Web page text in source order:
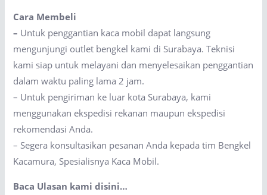
Cara Membeli
– Untuk penggantian kaca mobil dapat langsung
mengunjungi outlet bengkel kami di Surabaya. Teknisi
kami siap untuk melayani dan menyelesaikan penggantian
dalam waktu paling lama 2 jam.
– Untuk pengiriman ke luar kota Surabaya, kami
menggunakan ekspedisi rekanan maupun ekspedisi
rekomendasi Anda.
– Segera konsultasikan pesanan Anda kepada tim Bengkel
Kacamura, Spesialisnya Kaca Mobil.
Baca Ulasan kami disini…